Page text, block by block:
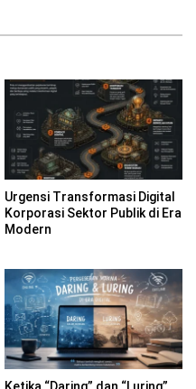
Urgensi Transformasi Digital
Korporasi Sektor Publik di Era
Modern
Ketika “Daring” dan “Luring”